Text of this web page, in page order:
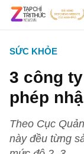
SỨC KHỎE
3 công
phép
Theo Cục
này đều từng